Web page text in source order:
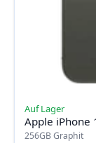
Auf Lager
Apple iPhone
256GB Graphit